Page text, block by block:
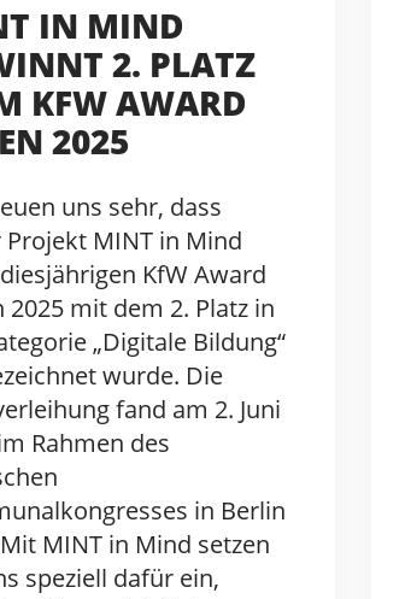
IN MIND
2. PLATZ
KFW AWARD
2025
uns sehr, dass
Projekt MINT in Mind
KfW Award
2025 mit dem 2. Platz in
„Digitale Bildung“
wurde. Die
fand am 2. Juni
Rahmen des
in Berlin
MINT in Mind setzen
speziell dafür ein,